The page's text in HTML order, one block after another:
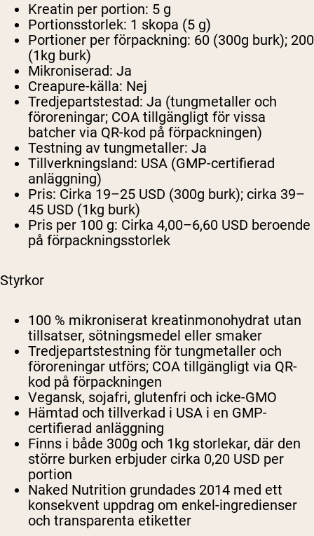
Kreatin per portion: 5 g
Portionsstorlek: 1 skopa (5 g)
Portioner per förpackning: 60 (300g burk); 200
(1kg burk)
Mikroniserad: Ja
Creapure-källa: Nej
Tredjepartstestad: Ja (tungmetaller och
föroreningar; COA tillgängligt för vissa
batcher via QR-kod på förpackningen)
Testning av tungmetaller: Ja
Tillverkningsland: USA (GMP-certifierad
anläggning)
Pris: Cirka 19–25 USD (300g burk); cirka 39–
45 USD (1kg burk)
Pris per 100 g: Cirka 4,00–6,60 USD beroende
på förpackningsstorlek
Styrkor
100 % mikroniserat kreatinmonohydrat utan
tillsatser, sötningsmedel eller smaker
Tredjepartstestning för tungmetaller och
föroreningar utförs; COA tillgängligt via QR-
kod på förpackningen
Vegansk, sojafri, glutenfri och icke-GMO
Hämtad och tillverkad i USA i en GMP-
certifierad anläggning
Finns i både 300g och 1kg storlekar, där den
större burken erbjuder cirka 0,20 USD per
portion
Naked Nutrition grundades 2014 med ett
konsekvent uppdrag om enkel-ingredienser
och transparenta etiketter